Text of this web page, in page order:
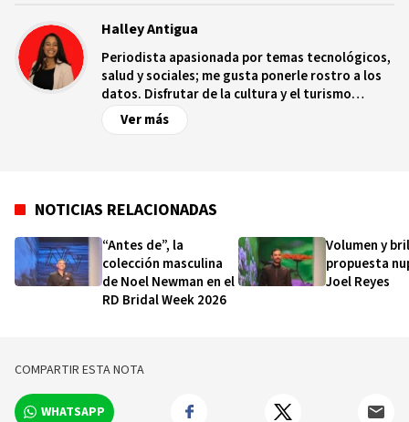
Halley Antigua
Periodista apasionada por temas tecnológicos,
salud y sociales; me gusta ponerle rostro a los
datos. Disfrutar de la cultura y el turismo
ecológico.
Ver más
NOTICIAS RELACIONADAS
“Antes de”, la
colección masculina
de Noel Newman en el
RD Bridal Week 2026
Volumen y
propuesta
Joel Reyes
COMPARTIR ESTA NOTA
WHATSAPP